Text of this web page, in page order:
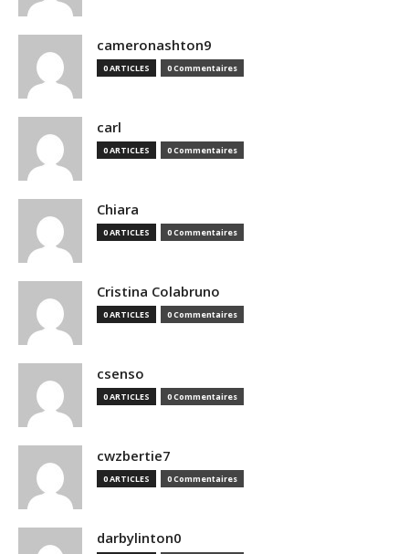
cameronashton9
0 ARTICLES 0 Commentaires
carl
0 ARTICLES 0 Commentaires
Chiara
0 ARTICLES 0 Commentaires
Cristina Colabruno
0 ARTICLES 0 Commentaires
csenso
0 ARTICLES 0 Commentaires
cwzbertie7
0 ARTICLES 0 Commentaires
darbylinton0